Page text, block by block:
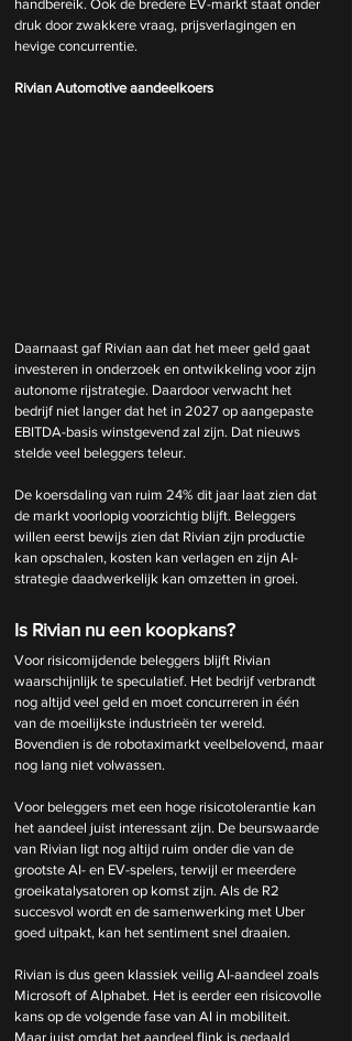
handbereik. Ook de bredere EV-markt staat onder
druk door zwakkere vraag, prijsverlagingen en
hevige concurrentie.
Rivian Automotive aandeelkoers
Daarnaast gaf Rivian aan dat het meer geld gaat
investeren in onderzoek en ontwikkeling voor zijn
autonome rijstrategie. Daardoor verwacht het
bedrijf niet langer dat het in 2027 op aangepaste
EBITDA-basis winstgevend zal zijn. Dat nieuws
stelde veel beleggers teleur.
De koersdaling van ruim 24% dit jaar laat zien dat
de markt voorlopig voorzichtig blijft. Beleggers
willen eerst bewijs zien dat Rivian zijn productie
kan opschalen, kosten kan verlagen en zijn AI-
strategie daadwerkelijk kan omzetten in groei.
Is Rivian nu een koopkans?
Voor risicomijdende beleggers blijft Rivian
waarschijnlijk te speculatief. Het bedrijf verbrandt
nog altijd veel geld en moet concurreren in één
van de moeilijkste industrieën ter wereld.
Bovendien is de robotaximarkt veelbelovend, maar
nog lang niet volwassen.
Voor beleggers met een hoge risicotolerantie kan
het aandeel juist interessant zijn. De beurswaarde
van Rivian ligt nog altijd ruim onder die van de
grootste AI- en EV-spelers, terwijl er meerdere
groeikatalysatoren op komst zijn. Als de R2
succesvol wordt en de samenwerking met Uber
goed uitpakt, kan het sentiment snel draaien.
Rivian is dus geen klassiek veilig AI-aandeel zoals
Microsoft of Alphabet. Het is eerder een risicovolle
kans op de volgende fase van AI in mobiliteit.
Maar juist omdat het aandeel flink is gedaald